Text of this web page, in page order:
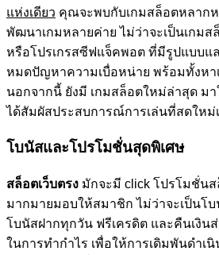
แห่งเดียว คุณจะพบกับเกมสล็อตหลากห
พัฒนาเกมหลายค่าย ไม่ว่าจะเป็นเกม
หรือโปรเกรสซีฟแจ็คพอต ที่มีรูปแบบแ
หมดปัญหาความเบื่อหน่าย พร้อมทั้งหา
นอกจากนี้ ยังมี เกมสล็อตใหม่ล่าสุด มา
ได้สัมผัสประสบการณ์การเล่นที่สดใหม่
โบนัสและโปรโมชั่นสุดพิเศษ
สล็อตเว็บตรง มักจะมี click โปรโมชั่น
มากมายมอบให้สมาชิก ไม่ว่าจะเป็นโ
โบนัสฝากทุกวัน ฟรีเครดิต และคืนเงิน
ในการทำกำไร เพื่อให้การเดิมพันดำเ